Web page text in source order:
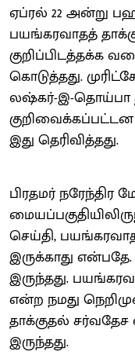
ஏப்ரல் 22 அன்று
பயங்கரவாதத்
குறிப்பிடத்தக்க
கொடுத்தது.
லஷ்கர்-இ-தொய்பா
இது தெரிவித்தது.
பிரதமர் நரேந்திர
செய்தி,
இருக்காது
இருந்தது.
என்ற நமது
தாக்குதல்
இருந்தது.